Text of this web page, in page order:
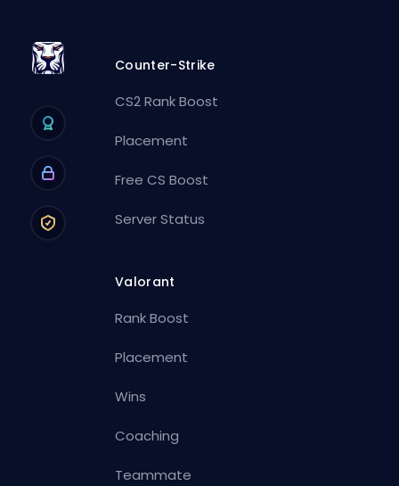
Counter-Strike
CS2 Rank Boost
Placement
Free CS Boost
Server Status
Valorant
Rank Boost
Placement
Wins
Coaching
Teammate